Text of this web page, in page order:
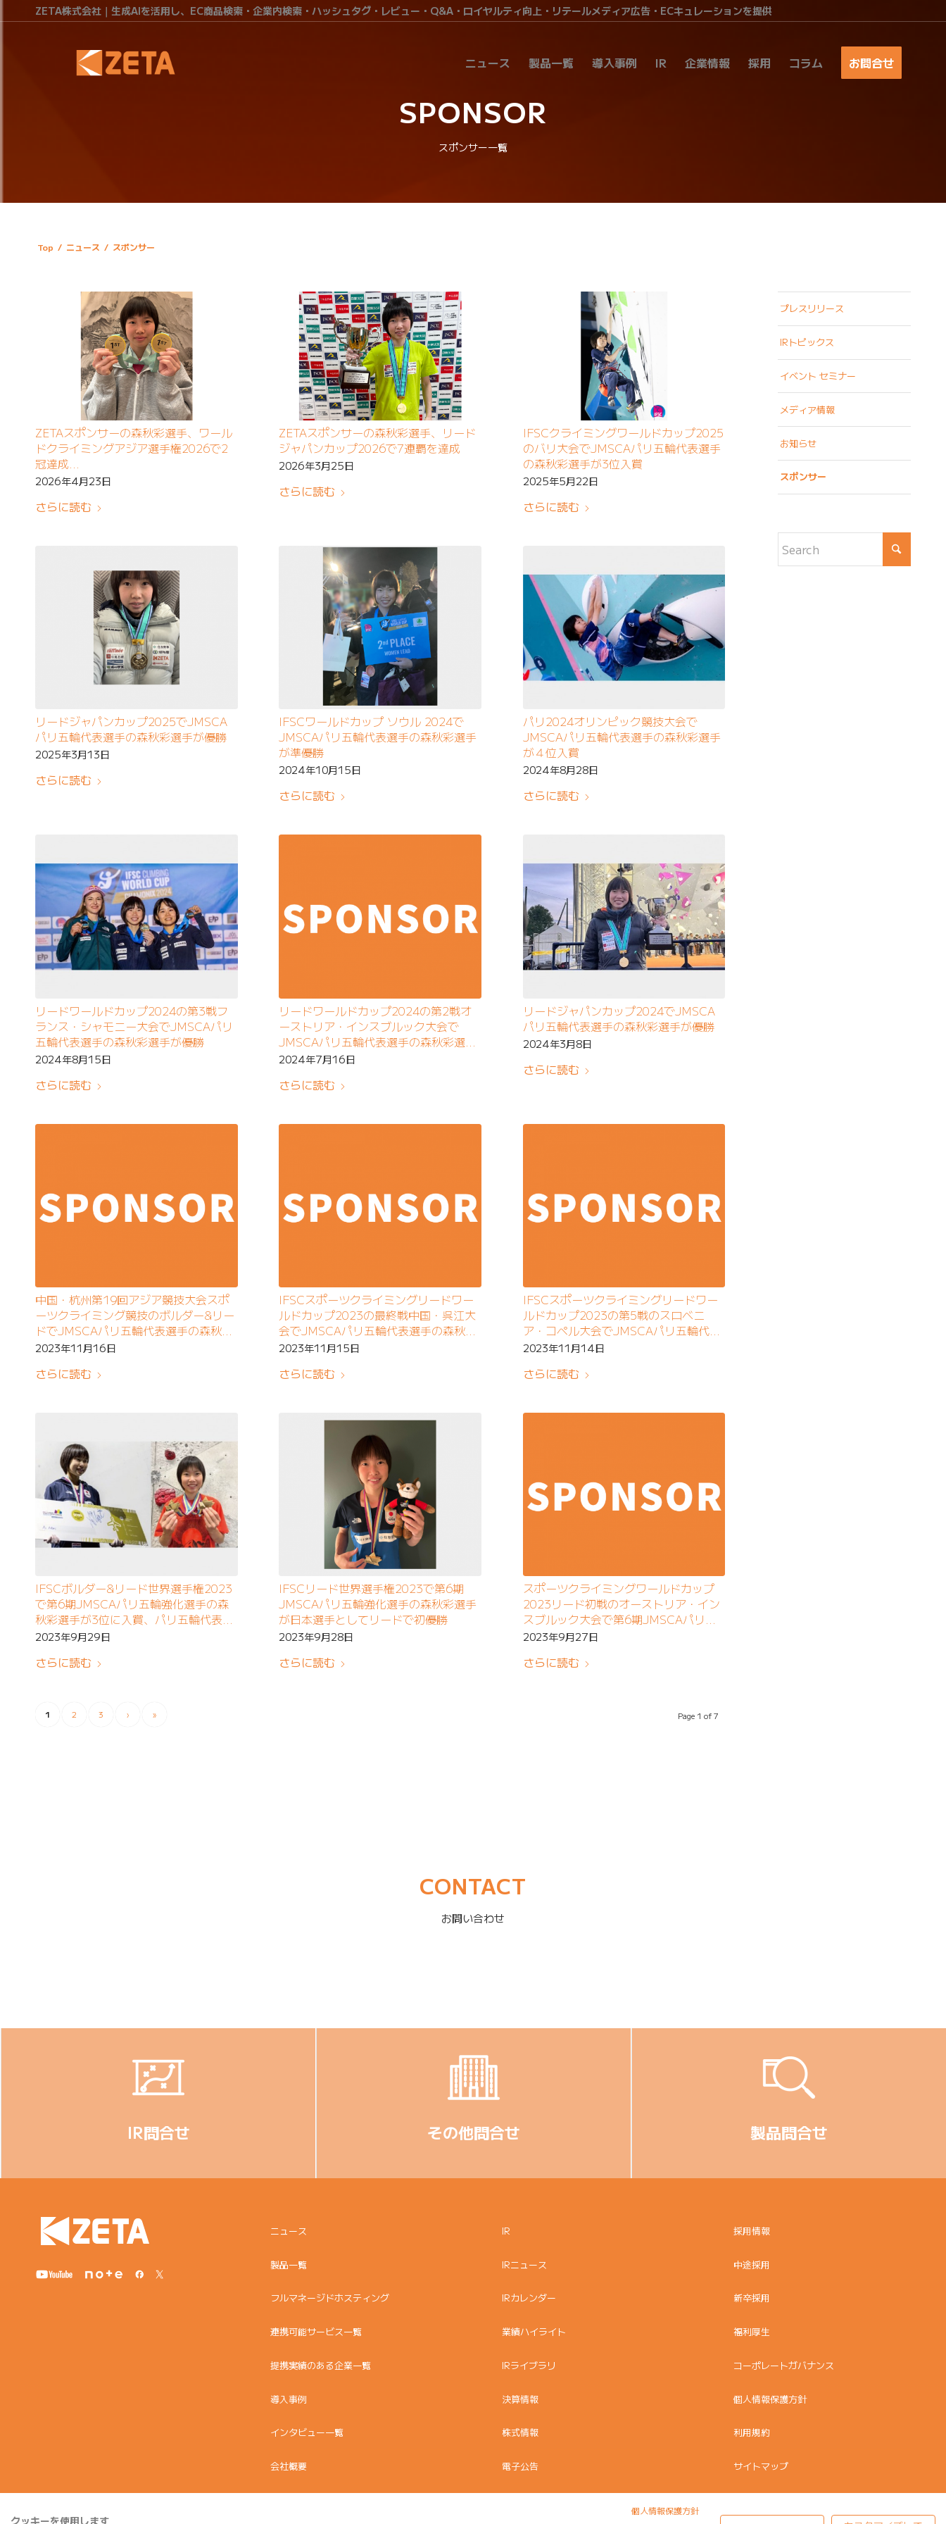
ZETA株式会社｜生成AIを活用し、EC商品検索・企業内検索・ハッシュタグ・レビュー・Q&A・ロイヤルティ向上・リテールメディア広告・ECキュレーションを提供
ニュース 製品一覧 導入事例 IR 企業情報 採用 コラム お問合せ
SPONSOR
スポンサー一覧
Top / ニュース / スポンサー
ZETAスポンサーの森秋彩選手、ワール
ドクライミングアジア選手権2026で2
冠達成
〜女子ボルダー・女子リードの両種目
場権獲得〜
2026年4月23日
さらに読む
ZETAスポンサーの森秋彩選手、リード
ジャパンカップ2026で7連覇を達成
2026年3月25日
さらに読む
IFSCクライミングワールドカップ2025
のバリ大会でJMSCAパリ五輪代表選手
の森秋彩選手が3位入賞
2025年5月22日
さらに読む
リードジャパンカップ2025でJMSCA
パリ五輪代表選手の森秋彩選手が優勝
2025年3月13日
さらに読む
IFSCワールドカップ ソウル 2024で
JMSCAパリ五輪代表選手の森秋彩選手
が準優勝
2024年10月15日
さらに読む
パリ2024オリンピック競技大会で
JMSCAパリ五輪代表選手の森秋彩選手
が４位入賞
2024年8月28日
さらに読む
リードワールドカップ2024の第3戦フ
ランス・シャモニー大会でJMSCAパリ
五輪代表選手の森秋彩選手が優勝
2024年8月15日
さらに読む
リードワールドカップ2024の第2戦オ
ーストリア・インスブルック大会で
JMSCAパリ五輪代表選手の森秋彩選手
が2位に入賞
2024年7月16日
さらに読む
リードジャパンカップ2024でJMSCA
パリ五輪代表選手の森秋彩選手が優勝
2024年3月8日
さらに読む
中国・杭州第19回アジア競技大会スポ
ーツクライミング競技のボルダー&リー
ドでJMSCAパリ五輪代表選手の森秋彩
選手が優勝
2023年11月16日
さらに読む
IFSCスポーツクライミングリードワー
ルドカップ2023の最終戦中国・呉江大
会でJMSCAパリ五輪代表選手の森秋彩
選手が優勝
2023年11月15日
さらに読む
IFSCスポーツクライミングリードワー
ルドカップ2023の第5戦のスロベニ
ア・コペル大会でJMSCAパリ五輪代表
選手の森秋彩選手が2位に入賞
2023年11月14日
さらに読む
IFSCボルダー&リード世界選手権2023
で第6期JMSCAパリ五輪強化選手の森
秋彩選手が3位に入賞、パリ五輪代表に
内定
2023年9月29日
さらに読む
IFSCリード世界選手権2023で第6期
JMSCAパリ五輪強化選手の森秋彩選手
が日本選手としてリードで初優勝
2023年9月28日
さらに読む
スポーツクライミングワールドカップ
2023リード初戦のオーストリア・イン
スブルック大会で第6期JMSCAパリ五
輪強化選手の森秋彩選手が2位に入賞
2023年9月27日
さらに読む
Page 1 of 7
1 2 3 › »
プレスリリース
IRトピックス
イベント セミナー
メディア情報
お知らせ
スポンサー
CONTACT
お問い合わせ
IR問合せ その他問合せ 製品問合せ
ニュース
製品一覧
フルマネージドホスティング
連携可能サービス一覧
提携実績のある企業一覧
導入事例
インタビュー一覧
会社概要
IR
IRニュース
IRカレンダー
業績ハイライト
IRライブラリ
決算情報
株式情報
電子公告
採用情報
中途採用
新卒採用
福利厚生
コーポレートガバナンス
個人情報保護方針
利用規約
サイトマップ
個人情報保護方針
クッキーを使用します